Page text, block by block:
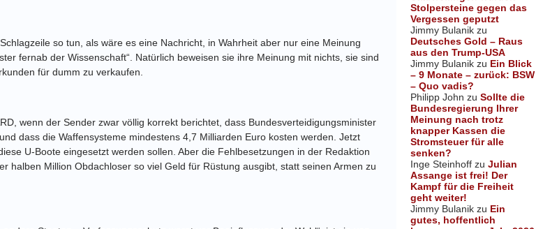
Stolpersteine gegen das
Vergessen geputzt
Jimmy Bulanik zu
Deutsches Gold – Raus
aus den Trump-USA
Jimmy Bulanik zu Ein Blick
– 9 Monate – zurück: BSW
– Quo vadis?
Philipp John zu Sollte die
Bundesregierung Ihrer
Meinung nach trotz
knapper Kassen die
Stromsteuer für alle
senken?
Inge Steinhoff zu Julian
Assange ist frei! Der
Kampf für die Freiheit
geht weiter!
Jimmy Bulanik zu Ein
gutes, hoffentlich
so tun, als wäre es eine Nachricht, in Wahrheit aber nur eine Meinung
fernab der Wissenschaft“. Natürlich beweisen sie ihre Meinung mit nichts, sie sind
für dumm zu verkaufen.
wenn der Sender zwar völlig korrekt berichtet, dass Bundesverteidigungsminister
dass die Waffensysteme mindestens 4,7 Milliarden Euro kosten werden. Jetzt
U-Boote eingesetzt werden sollen. Aber die Fehlbesetzungen in der Redaktion
halben Million Obdachloser so viel Geld für Rüstung ausgibt, statt seinen Armen zu